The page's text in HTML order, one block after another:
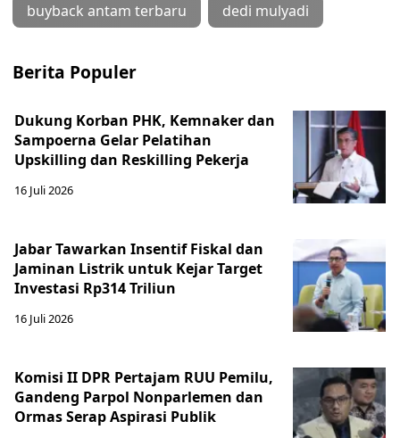
buyback antam terbaru dedi mulyadi
Berita Populer
Dukung Korban PHK, Kemnaker dan
Sampoerna Gelar Pelatihan
Upskilling dan Reskilling Pekerja
16 Juli 2026
Jabar Tawarkan Insentif Fiskal dan
Jaminan Listrik untuk Kejar Target
Investasi Rp314 Triliun
16 Juli 2026
Komisi II DPR Pertajam RUU Pemilu,
Gandeng Parpol Nonparlemen dan
Ormas Serap Aspirasi Publik